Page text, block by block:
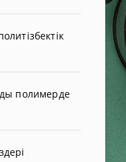
полимерде